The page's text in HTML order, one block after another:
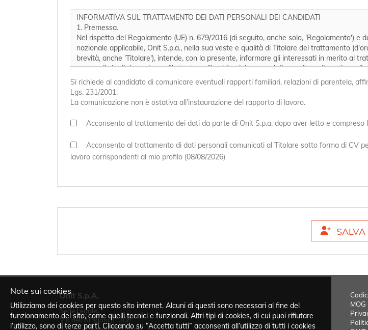
Note sui cookies
Utilizziamo dei cookies per questo sito internet. Alcuni di questi sono necessari al fine del
funzionamento del sito, come quelli tecnici e funzionali. Altri tipi di cookies, di cui puoi rifiutare
l’utilizzo, sono di terze parti. Cliccando su “Accetta tutti” acconsenti all’utilizzo di tutti i cookies
Si richiede al candidato di comunicare eventuali rapporti familiari, relazioni di parentela,
Lgs. 231/2001.
La comunicazione non è ostativa all’instaurazione del rapporto di lavoro.
Acconsento al trattamento dei dati da parte di Onit S.p.a. dopo aver letto e compreso
Acconsento al trattamento di dati personali comunicati al Titolare sotto forma di CV
lavoro corrispondenti al mio profilo (08/08/2026)
SALVA
Onit S.p.A.
Sede Legale:
Via dell'Arrigoni n° 308
MOG